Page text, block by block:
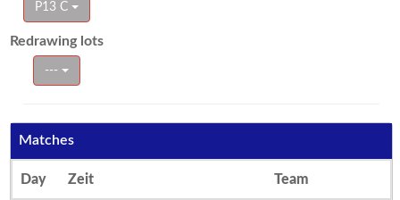
P13 C
Redrawing lots
---
Matches
Day Zeit Team